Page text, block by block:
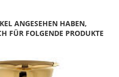
ANGESEHEN HABEN,
FÜR FOLGENDE PRODUKTE